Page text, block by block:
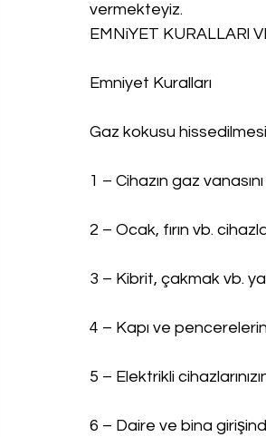
vermekteyiz.
EMNiYET KURALLARl
Emniyet Kuralları
Gaz kokusu
1 – Cihazın gaz
2 – Ocak, fırın vb.
3 – Kibrit, çakmak vb.
4 – Kapı ve
5 – Elektrikli
6 – Daire ve bina